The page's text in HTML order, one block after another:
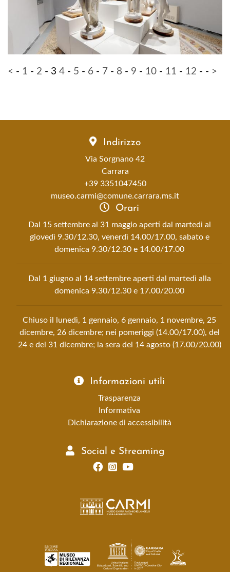
< - 1 - 2 - 3 4 - 5 - 6 - 7 - 8 - 9 - 10 - 11 - 12 - - >
Indirizzo
Via Sorgnano 42
Carrara
+39 3351047450
museo.carmi@comune.carrara.ms.it
Orari
Dal 15 settembre al 31 maggio aperti dal martedì al
giovedì 9.30/12.30, venerdì 14.00/17.00, sabato e
domenica 9.30/12.30 e 14.00/17.00
Dal 1 giugno al 14 settembre aperti dal martedì alla
domenica 9.30/12.30 e 17.00/20.00
Chiuso il lunedì, 1 gennaio, 6 gennaio, 1 novembre, 25
dicembre, 26 dicembre; nei pomeriggi (14.00/17.00), del
24 e del 31 dicembre; la sera del 14 agosto (17.00/20.00)
Informazioni utili
Trasparenza
Informativa
Dichiarazione di accessibilità
Social e Streaming